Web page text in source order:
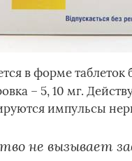
в форме
– 5, 10 мг.
импульсы
не вызывает